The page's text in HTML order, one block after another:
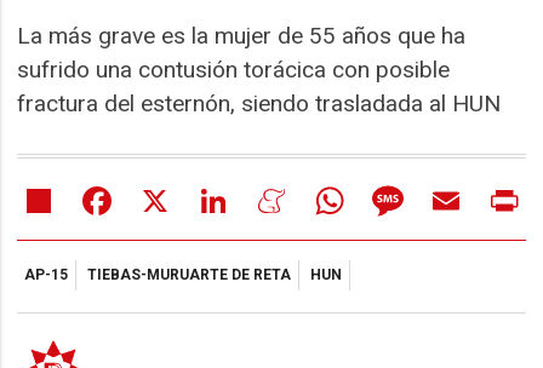
La más grave es la mujer de 55 años que ha
sufrido una contusión torácica con posible
fractura del esternón, siendo trasladada al HUN
Share Facebook LinkedIn MeneameWhatsAppMessageEmail
AP-15 TIEBAS-MURUARTE DE RETA HUN